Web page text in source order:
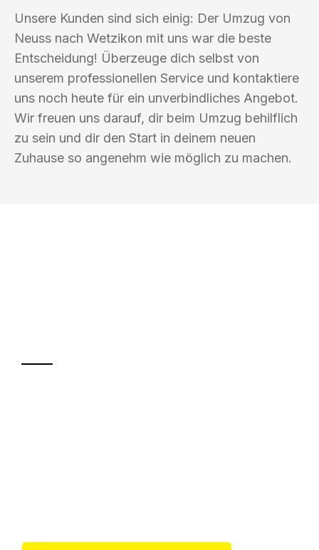
Unsere Kunden sind sich einig: Der Umzug von
Neuss nach Wetzikon mit uns war die beste
Entscheidung! Überzeuge dich selbst von
unserem professionellen Service und kontaktiere
uns noch heute für ein unverbindliches Angebot.
Wir freuen uns darauf, dir beim Umzug behilflich
zu sein und dir den Start in deinem neuen
Zuhause so angenehm wie möglich zu machen.